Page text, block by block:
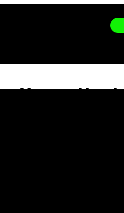
Xenon Hunt
keşfetmenizi sağlayan
yaparak bu